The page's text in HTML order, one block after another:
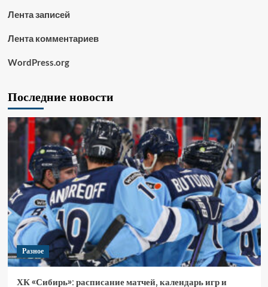
Лента записей
Лента комментариев
WordPress.org
Последние новости
Разное
ХК «Сибирь»: расписание матчей, календарь игр и